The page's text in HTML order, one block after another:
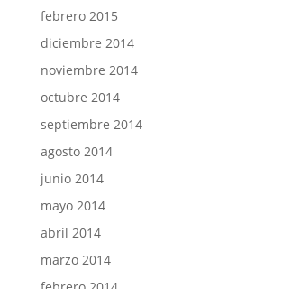
febrero 2015
diciembre 2014
noviembre 2014
octubre 2014
septiembre 2014
agosto 2014
junio 2014
mayo 2014
abril 2014
marzo 2014